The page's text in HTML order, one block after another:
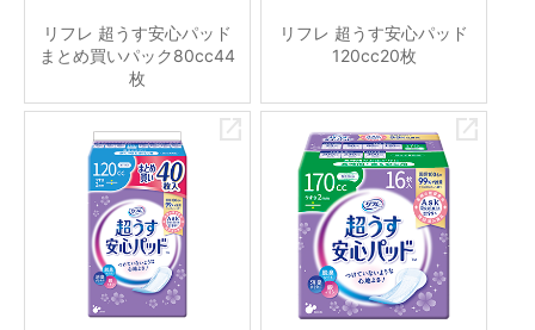
リフレ 超うす安心パッド
まとめ買いパック80cc44
枚
リフレ 超うす安心パッド
120cc20枚